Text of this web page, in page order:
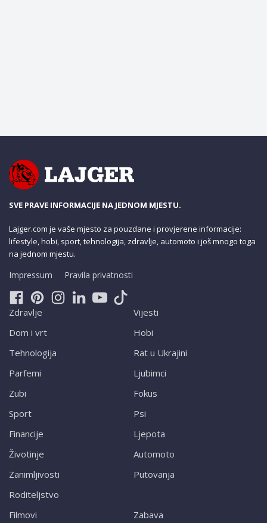
SVE PRAVE INFORMACIJE NA JEDNOM MJESTU.
Lajger.com je vaše mjesto za pouzdane i provjerene informacije:
lifestyle, hobi, sport, tehnologija, zdravlje, automoto i još mnogo toga
na jednom mjestu.
Impressum Pravila privatnosti
Zdravlje
Dom i vrt
Tehnologija
Parfemi
Zubi
Sport
Financije
Životinje
Zanimljivosti
Roditeljstvo
Vijesti
Hobi
Rat u Ukrajini
Ljubimci
Fokus
Psi
Ljepota
Automoto
Putovanja
Filmovi Zabava